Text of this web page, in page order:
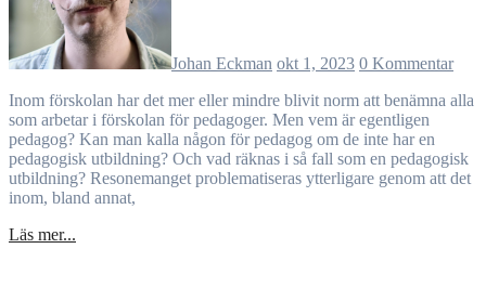
Johan Eckman okt 1, 2023 0 Kommentar
Inom förskolan har det mer eller mindre blivit norm att benämna alla
som arbetar i förskolan för pedagoger. Men vem är egentligen
pedagog? Kan man kalla någon för pedagog om de inte har en
pedagogisk utbildning? Och vad räknas i så fall som en pedagogisk
utbildning? Resonemanget problematiseras ytterligare genom att det
inom, bland annat,
Läs mer...